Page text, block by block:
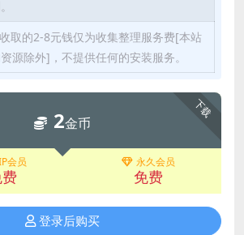
取的2-8元钱仅为收集整理服务费[本站
源除外]，不提供任何的安装服务。
下载
2金币
会员 永久会员
免费
登录后购买